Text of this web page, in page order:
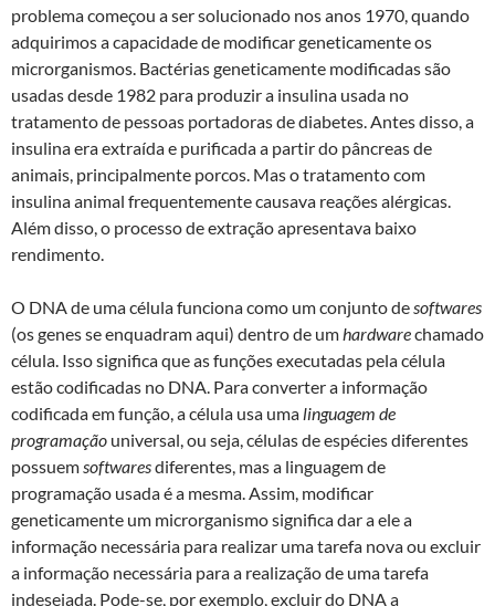
problema começou a ser solucionado nos anos 1970, quando
adquirimos a capacidade de modificar geneticamente os
microrganismos. Bactérias geneticamente modificadas são
usadas desde 1982 para produzir a insulina usada no
tratamento de pessoas portadoras de diabetes. Antes disso, a
insulina era extraída e purificada a partir do pâncreas de
animais, principalmente porcos. Mas o tratamento com
insulina animal frequentemente causava reações alérgicas.
Além disso, o processo de extração apresentava baixo
rendimento.
O DNA de uma célula funciona como um conjunto desoftwares
(os genes se enquadram aqui) dentro de umhardwarechamado
célula. Isso significa que as funções executadas pela célula
estão codificadas no DNA. Para converter a informação
codificada em função, a célula usa uma linguagem de
programação universal, ou seja, células de espécies diferentes
possuemsoftwaresdiferentes, mas a linguagem de
programação usada é a mesma. Assim, modificar
geneticamente um microrganismo significa dar a ele a
informação necessária para realizar uma tarefa nova ou excluir
a informação necessária para a realização de uma tarefa
indesejada. Pode-se, por exemplo, excluir do DNA a